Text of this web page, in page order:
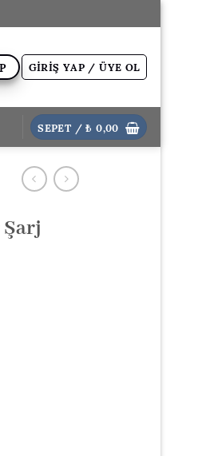
GIRIŞ YAP / ÜYE OL
SEPET /₺0,00